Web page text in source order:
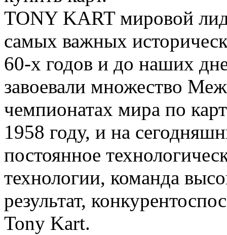
TONY KART мировой
самых важных
60-х годов и до наших
завоевали множество
чемпионатах мира по
1958 году, и на
постоянное
технологии, команда
результат,
Tony Kart.